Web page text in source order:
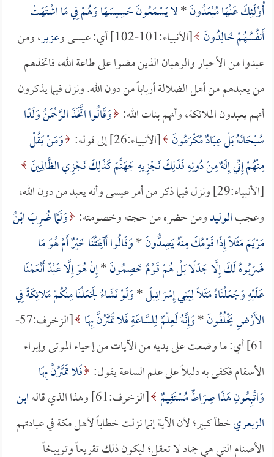
أُوْلَئِكَ عَنْهَا مُبْعَدُونَ*لا يَسْمَعُونَ حَسِيسَهَا وَهُمْ فِي مَا اشْتَهَتْ
أَنفُسُهُمْ خَالِدُونَ [الأنبياء:101-102] أي: عيسى و عزير، ومن
عبدوا من الأحبار والرهبان الذين مضوا على طاعة الله، فاتخذهم
من يعبدهم من أهل الضلالة أرباباً من دون الله. ونزل فيما يذكرون
أنهم يعبدون الملائكة، وأنهم بنات الله: وَقَالُوا اتَّخَذَ الرَّحْمَنُ وَلَدًا
سُبْحَانَهُ بَلْ عِبَادٌ مُكْرَمُونَ [الأنبياء:26] إلى قوله:
وَمَنْ يَقُلْ
مِنْهُمْ إِنِّي إِلَهٌ مِنْ دُونِهِ فَذَلِكَ نَجْزِيهِ جَهَنَّمَ كَذَلِكَ نَجْزِي الظَّالِمِينَ
[الأنبياء:29] ونزل فيما ذكر من أمر عيسى وأنه يعبد من دون الله،
وعجبالوليدومن حضره من حجته وخصومته: وَلَمَّا ضُرِبَ ابْنُ
مَرْيَمَ مَثَلًا إِذَا قَوْمُكَ مِنْهُ يَصِدُّونَ*وَقَالُوا أَآلِهَتُنَا خَيْرٌ أَمْ هُوَ مَا
ضَرَبُوهُ لَكَ إِلَّا جَدَلًا بَلْ هُمْ قَوْمٌ خَصِمُونَ*إِنْ هُوَ إِلَّا عَبْدٌ أَنْعَمْنَا
عَلَيْهِ وَجَعَلْنَاهُ مَثَلًا لِبَنِي إِسْرَائِيلَ*وَلَوْ نَشَاءُ لَجَعَلْنَا مِنْكُمْ مَلائِكَةً فِي
الأَرْضِ يَخْلُفُونَ*وَإِنَّهُ لَعِلْمٌ لِلسَّاعَةِ فَلا تَمْتَرُنَّ بِهَا
[الزخرف:57-
61] أي: ما وضعت على يديه من الآيات من إحياء الموتى وإبراء
الأسقام فكفى به دليلاً على علم الساعة يقول: فَلا تَمْتَرُنَّ بِهَا
وَاتَّبِعُونِ هَذَا صِرَاطٌ مُسْتَقِيمٌ [الزخرف:61] وهذا الذي قاله
ابن
الزبعريخطأ كبير؛ لأن الآية إنما نزلت خطاباً لأهل مكة في عبادتهم
الأصنام التي هي جماد لا تعقل؛ ليكون ذلك تقريعاً وتوبيخاً